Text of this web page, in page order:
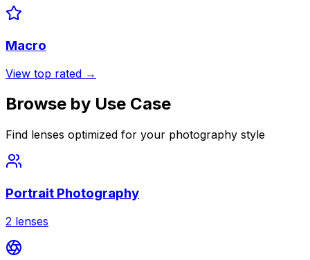
Macro
View top rated →
Browse by Use Case
Find lenses optimized for your photography style
Portrait Photography
2 lenses